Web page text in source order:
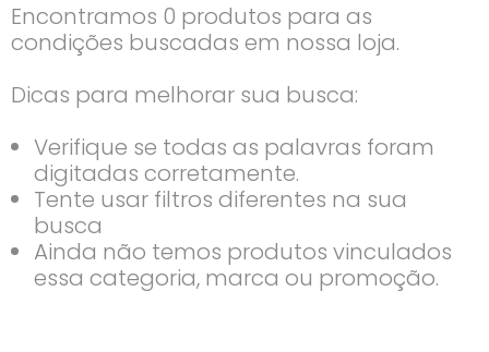
Encontramos 0 produtos para as
condições buscadas em nossa loja.
Dicas para melhorar sua busca:
Verifique se todas as palavras foram
digitadas corretamente.
Tente usar filtros diferentes na sua
busca
Ainda não temos produtos vinculados
essa categoria, marca ou promoção.